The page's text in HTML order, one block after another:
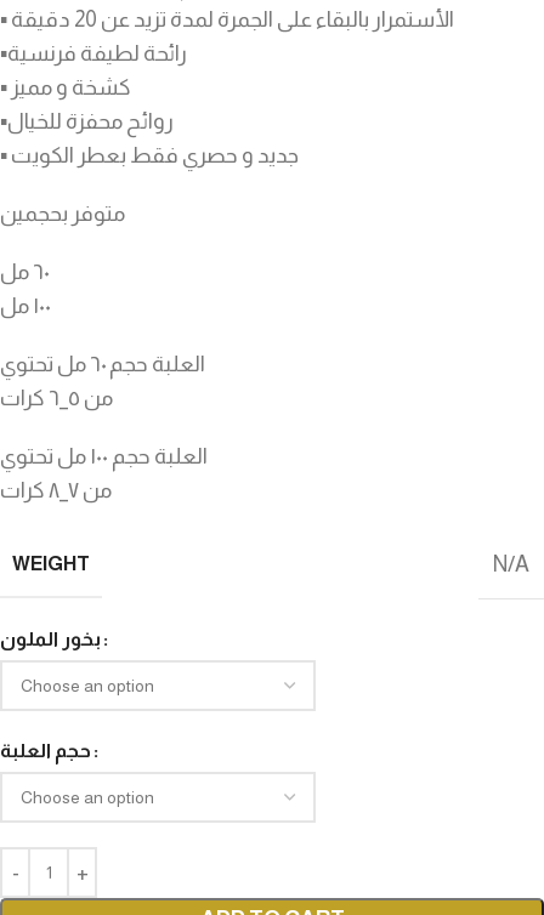
▪︎ الأستمرار بالبقاء على الجمرة لمدة تزيد عن 20 دقيقة
▪︎رائحة لطيفة فرنسية
▪︎ كشخة و مميز
▪︎روائح محفزة للخيال
▪︎ جديد و حصري فقط بعطر الكويت
متوفر بحجمين
٦٠ مل
١٠٠ مل
العلبة حجم ٦٠ مل تحتوي
من ٥_٦ كرات
العلبة حجم ١٠٠ مل تحتوي
من ٧_٨ كرات
WEIGHT N/A
بخور الملون
حجم العلبة